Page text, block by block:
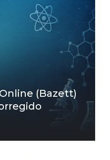
(Bazett)